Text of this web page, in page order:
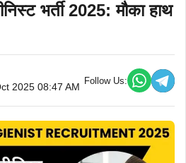
भर्ती 2025: मौका हाथ
2025 08:47 AM
Follow Us: